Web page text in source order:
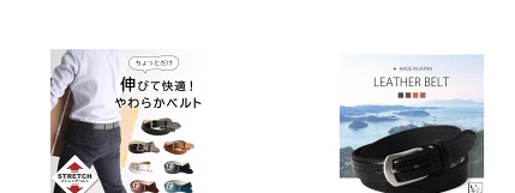
ト プレゼント 誕生日 還暦祝
い 桐箱 ラッピング 革工房
永和 卒業祝い 内祝い 入学
就職祝い 転職祝い 50代 60代
入学式 入学 父の日 実用的
革 穴なし 無段階 穴無し オ
ートロック ビジネス 紳士 カ
ジュアル レザー 牛革 調整可
能 自動 バックル ギフト プ
レゼント 男性 父の日 100cm
クリック ワンタッチ 穴無 ス